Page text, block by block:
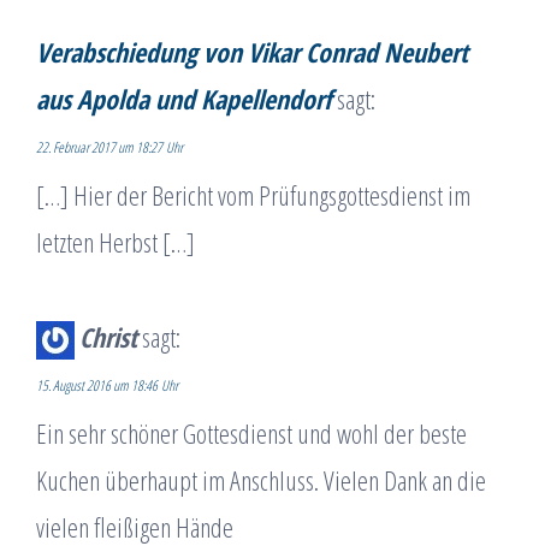
Verabschiedung von Vikar Conrad Neubert
aus Apolda und Kapellendorfsagt:
22. Februar 2017 um 18:27 Uhr
[…] Hier der Bericht vom Prüfungsgottesdienst im
letzten Herbst […]
Christsagt:
15. August 2016 um 18:46 Uhr
Ein sehr schöner Gottesdienst und wohl der beste
Kuchen überhaupt im Anschluss. Vielen Dank an die
vielen fleißigen Hände